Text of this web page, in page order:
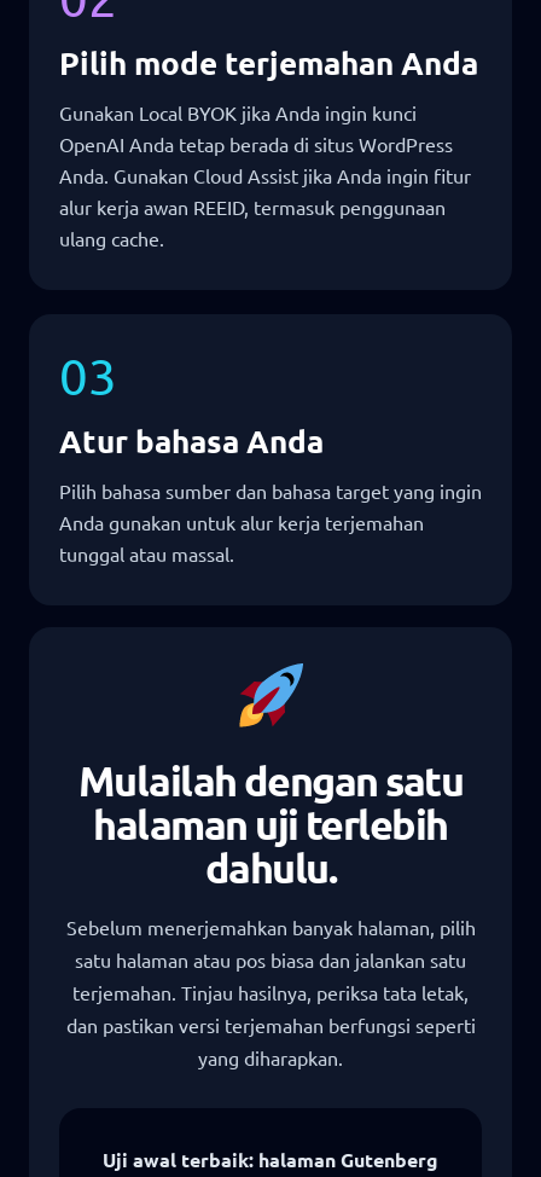
Pilih mode terjemahan Anda
Gunakan Local BYOK jika Anda ingin kunci
OpenAI Anda tetap berada di situs WordPress
Anda. Gunakan Cloud Assist jika Anda ingin fitur
alur kerja awan REEID, termasuk penggunaan
ulang cache.
03
Atur bahasa Anda
Pilih bahasa sumber dan bahasa target yang ingin
Anda gunakan untuk alur kerja terjemahan
tunggal atau massal.
Mulailah dengan satu
halaman uji terlebih
dahulu.
Sebelum menerjemahkan banyak halaman, pilih
satu halaman atau pos biasa dan jalankan satu
terjemahan. Tinjau hasilnya, periksa tata letak,
dan pastikan versi terjemahan berfungsi seperti
yang diharapkan.
Uji awal terbaik: halaman Gutenberg